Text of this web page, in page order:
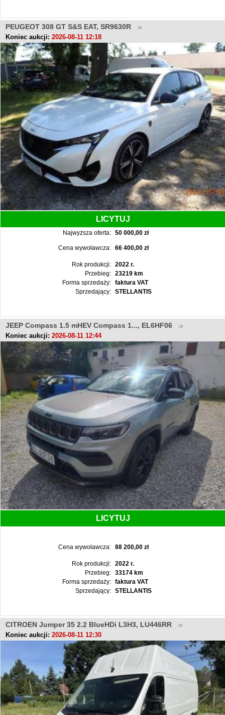
PEUGEOT 308 GT S&S EAT, SR9630R
Koniec aukcji: 2026-08-11 12:18
LICYTUJ
Najwyższa oferta: 50 000,00 zł
Cena wywoławcza: 66 400,00 zł
Rok produkcji:
2022 r.
Przebieg:
23219 km
Forma sprzedaży:
faktura VAT
Sprzedający:
STELLANTIS
JEEP Compass 1.5 mHEV Compass 1..., EL6HF06
Koniec aukcji: 2026-08-11 12:44
LICYTUJ
Cena wywoławcza: 88 200,00 zł
Rok produkcji:
2022 r.
Przebieg:
33174 km
Forma sprzedaży:
faktura VAT
Sprzedający:
STELLANTIS
CITROEN Jumper 35 2.2 BlueHDi L3H3, LU446RR
Koniec aukcji: 2026-08-11 12:30